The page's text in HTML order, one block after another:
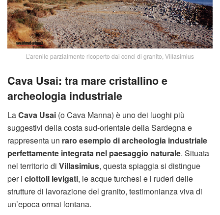
L’arenile parzialmente ricoperto dai conci di granito, Villasimius
Cava Usai: tra mare cristallino e
archeologia industriale
LaCava Usai (o Cava Manna) è uno dei luoghi più
suggestivi della costa sud-orientale della Sardegna e
rappresenta un raro esempio di archeologia industriale
perfettamente integrata nel paesaggio naturale. Situata
nel territorio di Villasimius, questa spiaggia si distingue
per i ciottoli levigati, le acque turchesi e i ruderi delle
strutture di lavorazione del granito, testimonianza viva di
un’epoca ormai lontana.